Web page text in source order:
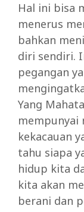
Hal ini bisa
menerus
bahkan
diri sendiri.
pegangan
Yang
mempunyai
kekacauan
tahu siapa
hidup kita
kita akan
berani dan